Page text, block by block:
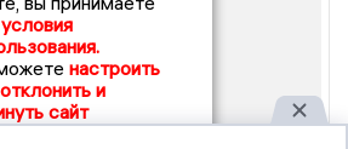
настроить
отклонить и
сайт